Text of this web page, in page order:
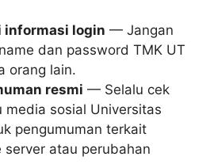
informasi login — Jangan
dan password TMK UT
orang lain.
resmi — Selalu cek
media sosial Universitas
pengumuman terkait
server atau perubahan